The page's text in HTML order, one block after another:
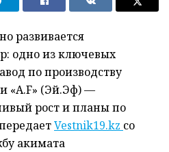
развивается
одно из ключевых
по производству
«A.F» (Эй.Эф) —
рост и планы по
Vestnik19.kz со
акимата